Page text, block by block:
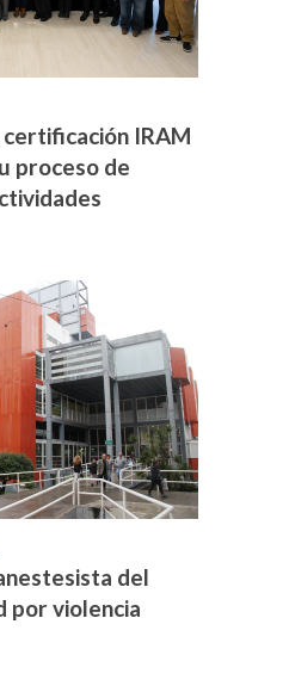
certificación IRAM
proceso de
del
por violencia